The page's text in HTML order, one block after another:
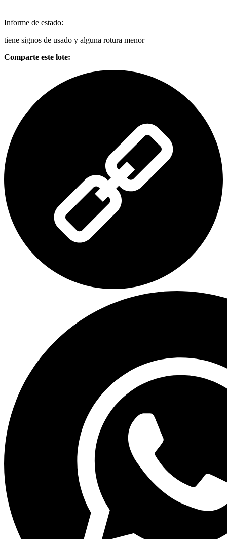
Informe de estado:
tiene signos de usado y alguna rotura menor
Comparte este lote: